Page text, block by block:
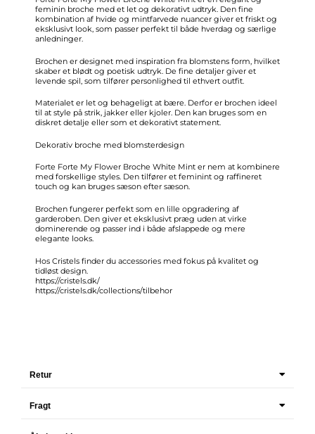
antalfeminin broche med et let og dekorativt udtryk. Den fine
kombination af hvide og mintfarvede nuancer giver et friskt og
eksklusivt look, som passer perfekt til både hverdag og særlige
anledninger.
Brochen er designet med inspiration fra blomstens form, hvilket
skaber et blødt og poetisk udtryk. De fine detaljer giver et
levende spil, som tilfører personlighed til ethvert outfit.
Materialet er let og behageligt at bære. Derfor er brochen ideel
til at style på strik, jakker eller kjoler. Den kan bruges som en
diskret detalje eller som et dekorativt statement.
Dekorativ broche med blomsterdesign
Forte Forte My Flower Broche White Mint er nem at kombinere
med forskellige styles. Den tilfører et feminint og raffineret
touch og kan bruges sæson efter sæson.
Brochen fungerer perfekt som en lille opgradering af
garderoben. Den giver et eksklusivt præg uden at virke
dominerende og passer ind i både afslappede og mere
elegante looks.
Hos Cristels finder du accessories med fokus på kvalitet og
tidløst design.
https://cristels.dk/
https://cristels.dk/collections/tilbehor
Retur
Fragt